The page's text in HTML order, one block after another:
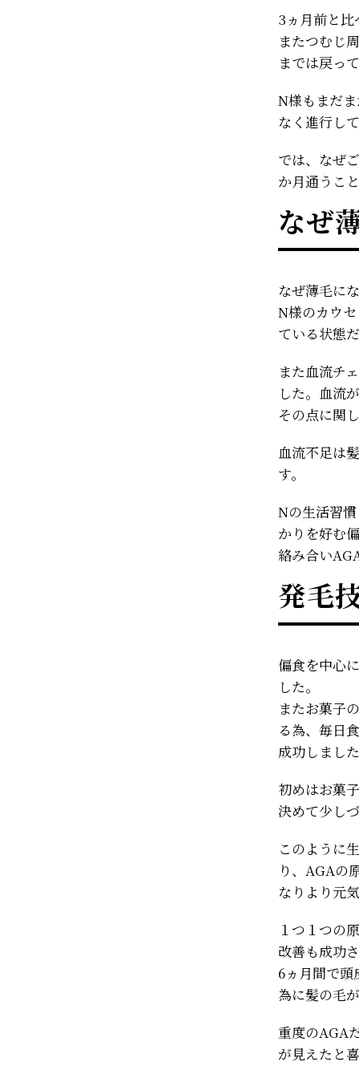
3ヵ月前と
またつむじ
までは戻っ
N様もまだ
なく進行し
では、なぜ
か月通うこ
なぜ
なぜ薄毛に
N様のカウ
ている状態
また血流チ
した。血流
その点に関
血流不足は
す。
Nの生活習
かりを好む
絡み合い
発毛
偏食を中心
した。
またお菓子
る為、毎日
成功しまし
初めはお菓
決めて少し
このように
り、AGAの
なりより元
１つ１つの
改善も成功
6ヵ月間で
為に髪の毛
重度のAGA
が見えたと